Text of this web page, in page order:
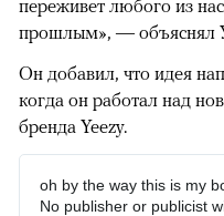
переживет любого из
прошлым», — объяснял
Он добавил, что идея
когда он работал над
бренда Yeezy.
oh by the way this is my
No publisher or publicist